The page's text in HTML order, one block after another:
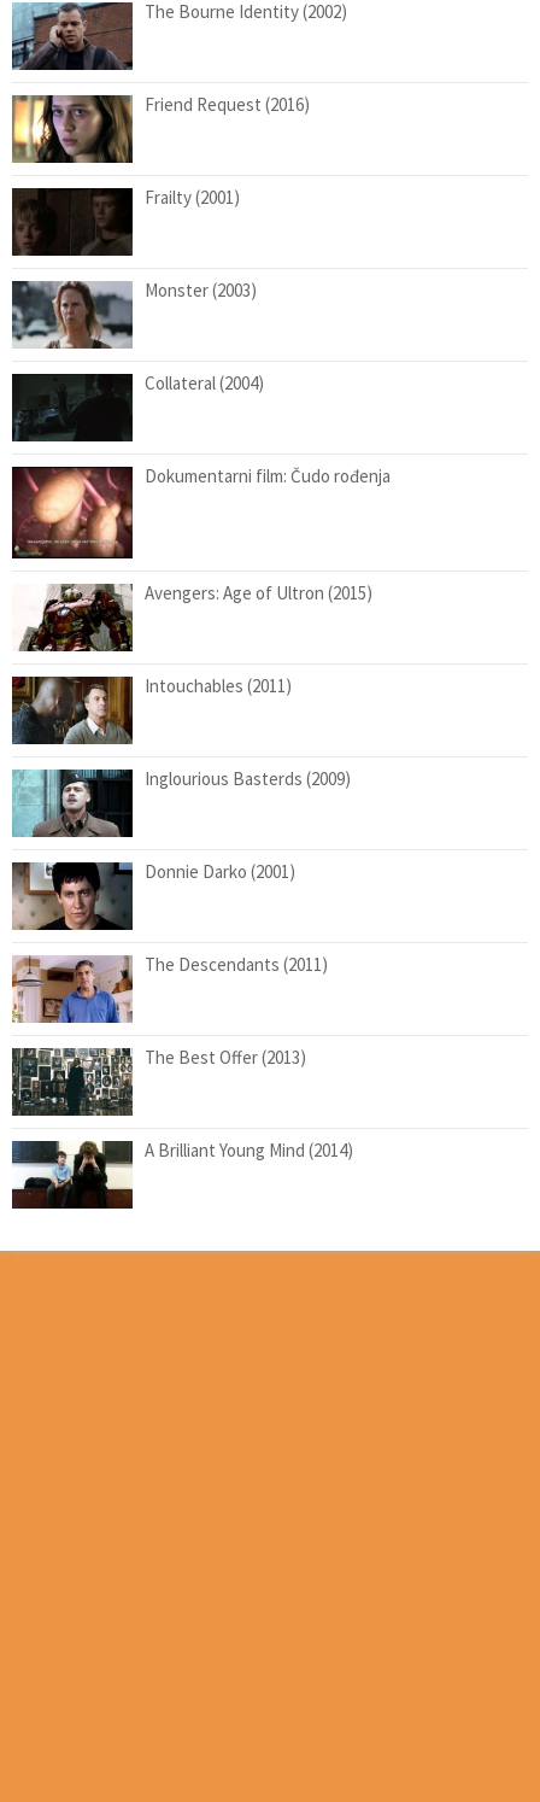
The Bourne Identity (2002)
Friend Request (2016)
Frailty (2001)
Monster (2003)
Collateral (2004)
Dokumentarni film: Čudo rođenja
Avengers: Age of Ultron (2015)
Intouchables (2011)
Inglourious Basterds (2009)
Donnie Darko (2001)
The Descendants (2011)
The Best Offer (2013)
A Brilliant Young Mind (2014)